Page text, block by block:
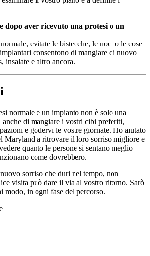
dopo aver ricevuto una protesi o un
evitate le bistecche, le noci o le cose
consentono di mangiare di nuovo
insalate e altro ancora.
normale e un impianto non è solo una
anche di mangiare i vostri cibi preferiti,
e godervi le vostre giornate. Ho aiutato
Maryland a ritrovare il loro sorriso migliore e
quanto le persone si sentano meglio
come dovrebbero.
sorriso che duri nel tempo, non
visita può dare il via al vostro ritorno. Sarò
modo, in ogni fase del percorso.